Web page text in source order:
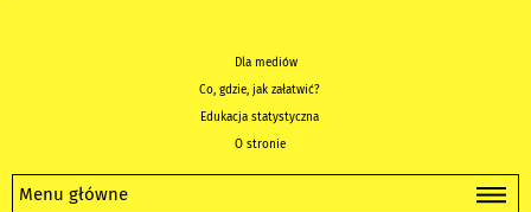
Dla mediów
Co, gdzie, jak załatwić?
Edukacja statystyczna
O stronie
Menu główne